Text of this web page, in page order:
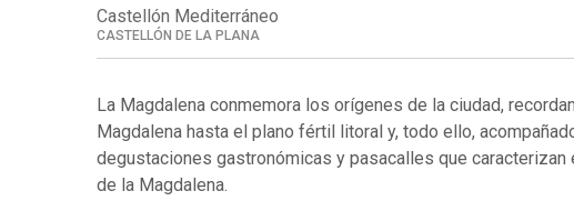
Castellón Mediterráneo
CASTELLÓN DE LA PLANA
La Magdalena conmemora los orígenes de la ciudad,
Magdalena hasta el plano fértil litoral y, todo ello,
degustaciones gastronómicas y pasacalles que
de la Magdalena.